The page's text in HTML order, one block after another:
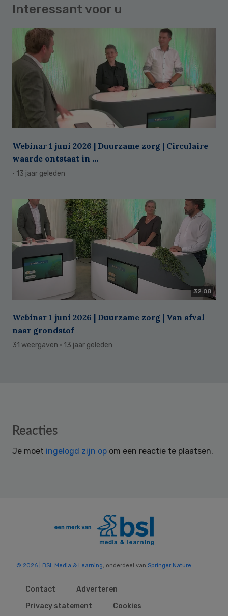
Interessant voor u
Webinar 1 juni 2026 | Duurzame zorg | Circulaire
waarde ontstaat in ...
· 13 jaar geleden
32:08
Webinar 1 juni 2026 | Duurzame zorg | Van afval
naar grondstof
31 weergaven · 13 jaar geleden
Reader
Reacties
Je moet ingelogd zijn op om een reactie te plaatsen.
© 2026 | BSL Media & Learning, onderdeel van Springer Nature
Contact
Adverteren
Privacy statement
Cookies